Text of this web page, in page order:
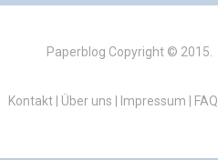
Paperblog Copyright © 2015.
Kontakt| Über uns Impressum FAQ